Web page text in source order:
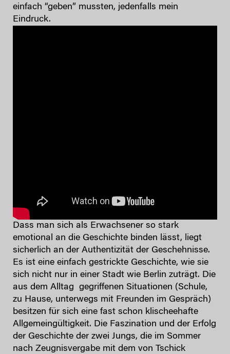
einfach “geben” mussten, jedenfalls mein
Eindruck.
Dass man sich als Erwachsener so stark
emotional an die Geschichte binden lässt, liegt
sicherlich an der Authentizität der Geschehnisse.
Es ist eine einfach gestrickte Geschichte, wie sie
sich nicht nur in einer Stadt wie Berlin zuträgt. Die
aus dem Alltag gegriffenen Situationen (Schule,
zu Hause, unterwegs mit Freunden im Gespräch)
besitzen für sich eine fast schon klischeehafte
Allgemeingültigkeit. Die Faszination und der Erfolg
der Geschichte der zwei Jungs, die im Sommer
nach Zeugnisvergabe mit dem von Tschick